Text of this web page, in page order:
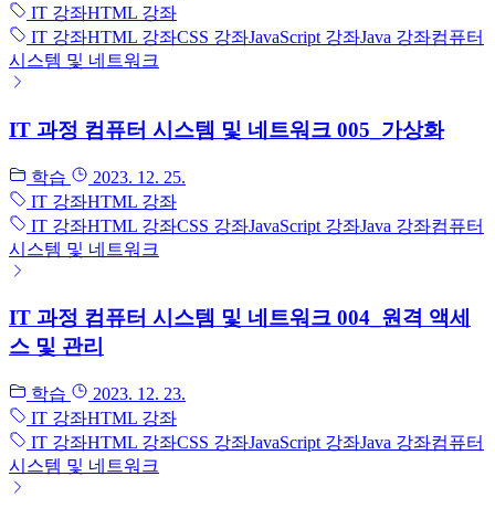
IT 강좌HTML 강좌
IT 강좌HTML 강좌CSS 강좌JavaScript 강좌Java 강좌컴퓨터
시스템 및 네트워크
IT 과정 컴퓨터 시스템 및 네트워크 005_가상화
학습
2023. 12. 25.
IT 강좌HTML 강좌
IT 강좌HTML 강좌CSS 강좌JavaScript 강좌Java 강좌컴퓨터
시스템 및 네트워크
IT 과정 컴퓨터 시스템 및 네트워크 004_원격 액세
스 및 관리
학습
2023. 12. 23.
IT 강좌HTML 강좌
IT 강좌HTML 강좌CSS 강좌JavaScript 강좌Java 강좌컴퓨터
시스템 및 네트워크